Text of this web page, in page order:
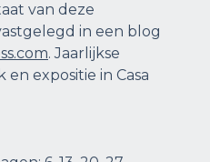
van deze
in een blog
. Jaarlijkse
expositie in Casa